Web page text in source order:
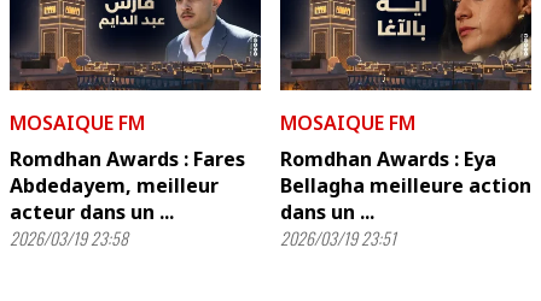
MOSAIQUE FM
Romdhan Awards : Fares
Abdedayem, meilleur
acteur dans un ...
2026/03/19 23:58
MOSAIQUE FM
Romdhan Awards : Eya
Bellagha meilleure action
dans un ...
2026/03/19 23:51